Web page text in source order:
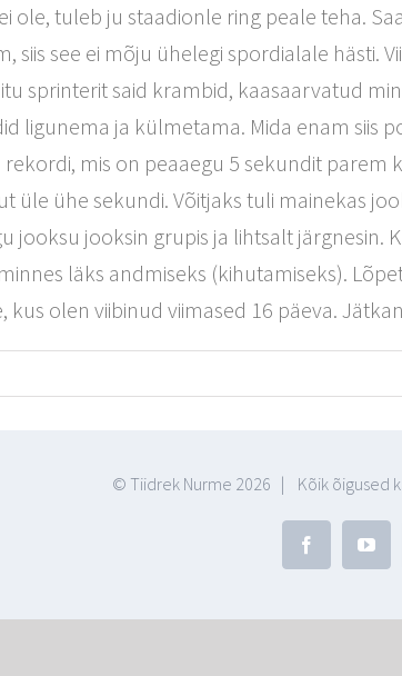
ole, tuleb ju staadionle ring peale teha.
siis see ei mõju ühelegi spordialale hästi.
sprinterit said krambid, kaasaarvatud
ligunema ja külmetama. Mida enam siis
mis on peaaegu 5 sekundit parem
üle ühe sekundi. Võitjaks tuli mainekas
jooksu jooksin grupis ja lihtsalt järgnesin.
läks andmiseks (kihutamiseks).
kus olen viibinud viimased 16 päeva.
© Tiidrek Nurme 2026 | Kõik õigused
Facebook